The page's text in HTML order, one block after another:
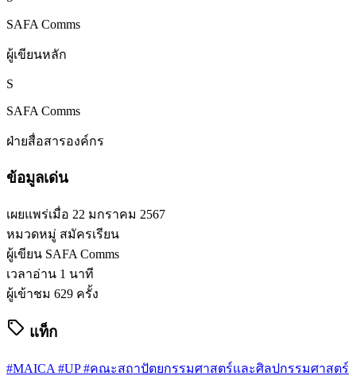
SAFA Comms
ผู้เขียนหลัก
S
SAFA Comms
ฝ่ายสื่อสารองค์กร
ข้อมูลเด่น
เผยแพร่เมื่อ 22 มกราคม 2567
หมวดหมู่ สมัครเรียน
ผู้เขียน SAFA Comms
เวลาอ่าน 1 นาที
ผู้เข้าชม 629 ครั้ง
sell แท็ก
#MAICA #UP#คณะสถาปัตยกรรมศาสตร์และศิลปกรรมศาสตร์